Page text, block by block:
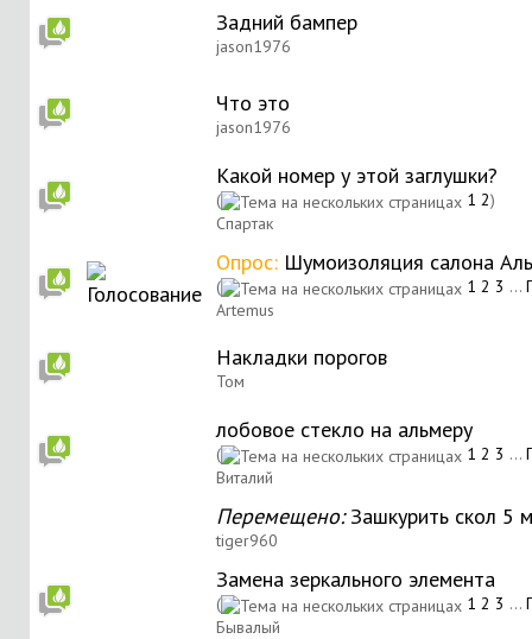
Задний бампер
jason1976
Что это
jason1976
Какой номер у этой заглушки?
( 1 2)
Спартак
Опрос: Шумоизоляция салона
( 1 2 3 ...
Artemus
Накладки порогов
Том
лобовое стекло на альмеру
( 1 2 3 ...
Виталий
Перемещено:Зашкурить скол 5
tiger960
Замена зеркального элемента
( 1 2 3 ...
Бывалый